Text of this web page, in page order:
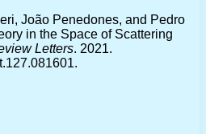
João Penedones, and Pedro
in the Space of Scattering
Letters. 2021.